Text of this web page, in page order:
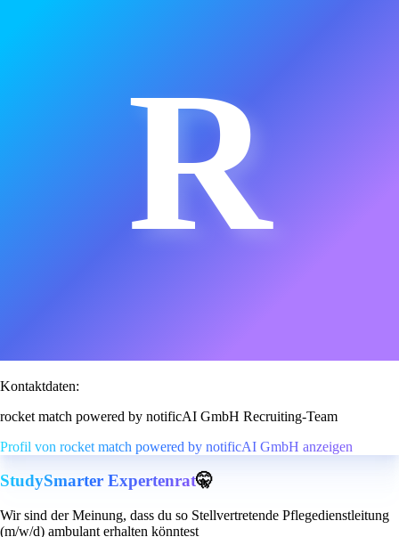
R
Kontaktdaten:
rocket match powered by notificAI GmbH Recruiting-Team
Profil von rocket match powered by notificAI GmbH anzeigen
StudySmarter Expertenrat🤫
Wir sind der Meinung, dass du so Stellvertretende Pflegedienstleitung
(m/w/d) ambulant erhalten könntest